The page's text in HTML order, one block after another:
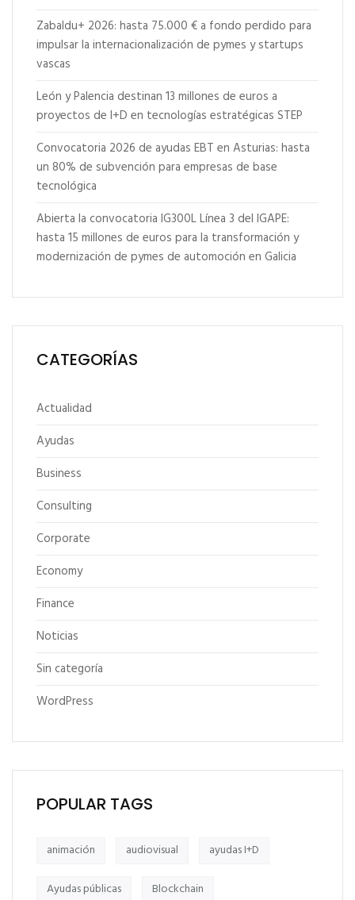
Zabaldu+ 2026: hasta 75.000 € a fondo perdido para
impulsar la internacionalización de pymes y startups
vascas
León y Palencia destinan 13 millones de euros a
proyectos de I+D en tecnologías estratégicas STEP
Convocatoria 2026 de ayudas EBT en Asturias: hasta
un 80% de subvención para empresas de base
tecnológica
Abierta la convocatoria IG300L Línea 3 del IGAPE:
hasta 15 millones de euros para la transformación y
modernización de pymes de automoción en Galicia
CATEGORÍAS
Actualidad
Ayudas
Business
Consulting
Corporate
Economy
Finance
Noticias
Sin categoría
WordPress
POPULAR TAGS
animación audiovisual ayudas I+D
Ayudas públicas Blockchain